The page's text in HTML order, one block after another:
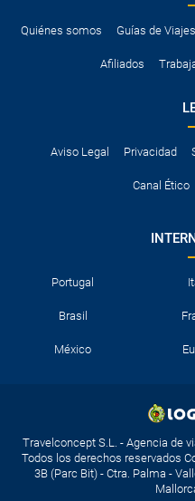
Quiénes somos Guías de Viajes
Afiliados
Aviso Legal Privacidad
Canal Ético
Portugal
Brasil
México
Travelconcept S.L. - Agencia de
Todos los derechos reservados
3B (Parc Bit) - Ctra. Palma -